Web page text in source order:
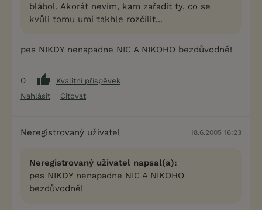
blábol. Akorát nevím, kam zařadit ty, co se
kvůli tomu umí takhle rozčílit...
pes NIKDY nenapadne NIC A NIKOHO bezdůvodně!
0
Kvalitní příspěvek
Nahlásit
Citovat
Neregistrovaný uživatel 18.6.2005 16:23
Neregistrovaný uživatel napsal(a):
pes NIKDY nenapadne NIC A NIKOHO
bezdůvodně!